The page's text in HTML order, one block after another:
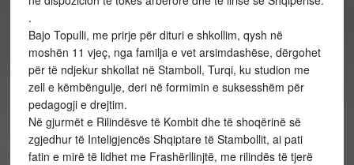
.
Bajo Topulli, me prirje për dituri e shkollim, qysh në
moshën 11 vjeç, nga familja e vet arsimdashëse, dërgohet
për të ndjekur shkollat në Stamboll, Turqi, ku studion me
zell e këmbëngulje, deri në formimin e suksesshëm për
pedagogji e drejtim.
Në gjurmët e Rilindësve të Kombit dhe të shoqërinë së
zgjedhur të Inteligjencës Shqiptare të Stambollit, ai pati
fatin e mirë të lidhet me Frashërllinjtë, me rilindës të tjerë